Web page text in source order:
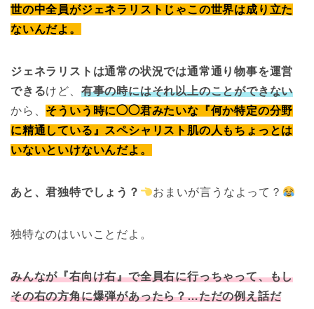
世の中全員がジェネラリストじゃこの世界は成り立た
ないんだよ。
ジェネラリストは通常の状況では通常通り物事を運営
できるけど、 有事の時にはそれ以上のことができない
から、 そういう時に◯◯君みたいな『何か特定の分野
に精通している』スペシャリスト肌の人もちょっとは
いないといけないんだよ。
あと、君独特でしょう？ おまいが言うなよって？
独特なのはいいことだよ。
みんなが『右向け右』で全員右に行っちゃって、もし
その右の方角に爆弾があったら？…ただの例え話だ